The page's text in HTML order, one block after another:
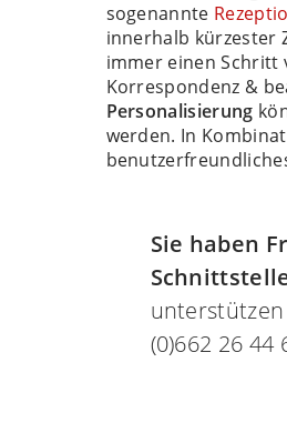
sogenannte
innerhalb kürzester
immer einen Schritt
Korrespondenz &
Personalisierung
werden. In
Sie haben
(0)662 26 44